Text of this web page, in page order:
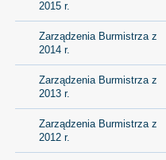
2015 r.
Zarządzenia Burmistrza z
2014 r.
Zarządzenia Burmistrza z
2013 r.
Zarządzenia Burmistrza z
2012 r.